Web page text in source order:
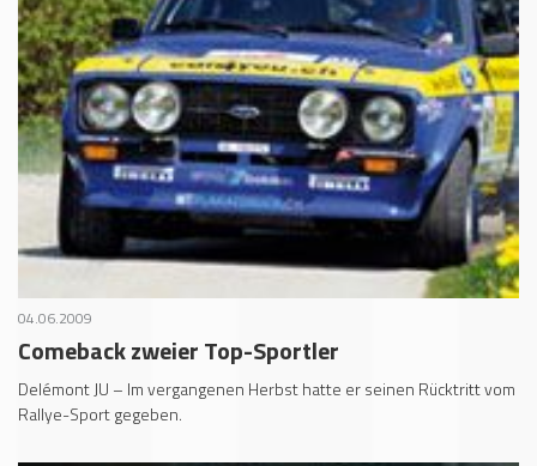
04.06.2009
Comeback zweier Top-Sportler
Delémont JU – Im vergangenen Herbst hatte er seinen Rücktritt vom
Rallye-Sport gegeben.